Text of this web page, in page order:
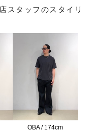
スタッフのスタイリ
OBA / 174cm